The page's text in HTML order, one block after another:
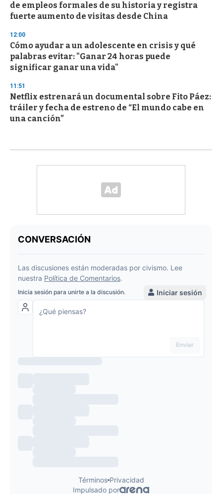
de empleos formales de su historia y registra
fuerte aumento de visitas desde China
12:00
Cómo ayudar a un adolescente en crisis y qué
palabras evitar: "Ganar 24 horas puede
significar ganar una vida"
11:51
Netflix estrenará un documental sobre Fito Páez:
tráiler y fecha de estreno de “El mundo cabe en
una canción”